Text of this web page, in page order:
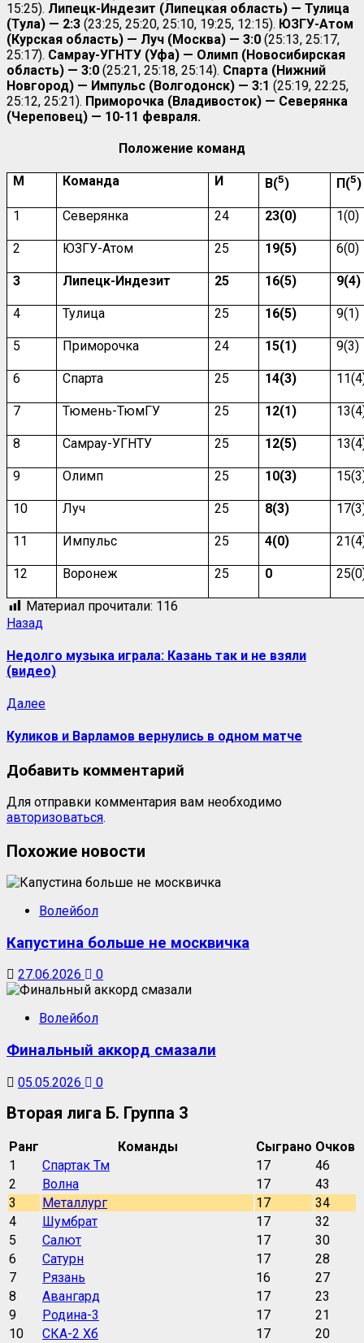
15:25). Липецк-Индезит (Липецкая область) — Тулица
(Тула) — 2:3 (23:25, 25:20, 25:10, 19:25, 12:15). ЮЗГУ-Атом
(Курская область) — Луч (Москва) — 3:0 (25:13, 25:17,
25:17). Самрау-УГНТУ (Уфа) — Олимп (Новосибирская
область) — 3:0 (25:21, 25:18, 25:14). Спарта (Нижний
Новгород) — Импульс (Волгодонск) — 3:1 (25:19, 22:25,
25:12, 25:21). Приморочка (Владивосток) — Северянка
(Череповец) — 10-11 февраля.
Положение команд
М Команда И В(5) П(5)
1 Северянка 24 23(0) 1(0)
2 ЮЗГУ-Атом 25 19(5) 6(0)
3 Липецк-Индезит 25 16(5) 9(4)
4 Тулица 25 16(5) 9(1)
5 Приморочка 24 15(1) 9(3)
6 Спарта 25 14(3)
7 Тюмень-ТюмГУ 25 12(1)
8 Самрау-УГНТУ 25 12(5)
9 Олимп 25 10(3)
10 Луч 25 8(3)
11 Импульс 25 4(0)
12 Воронеж 25 0
Материал прочитали: 116
Навигация
записи
Назад
Недолго музыка играла: Казань так и не взяли
(видео)
ДалееСледующая
Куликов и Варламов вернулись в одном матче
Добавить комментарий
Для отправки комментария вам необходимо
авторизоваться.
Похожие новости
Волейбол
Капустина больше не москвичка
27.06.2026 0
Волейбол
Финальный аккорд смазали
05.05.2026 0
Вторая лига Б. Группа 3
Ранг Команды Сыграно Очков
1
Спартак Тм 17
46
2
Волна 17
43
3
Металлург 17
34
4
Шумбрат 17
32
5
Салют 17
30
6
Сатурн 17
28
7
Рязань 16
27
8
Авангард 17
23
9
Родина-3 17
21
10
СКА-2 Хб 17
20